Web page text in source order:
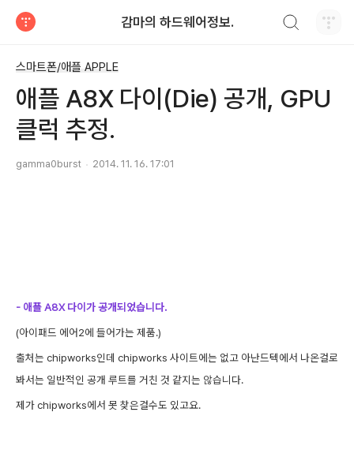
감마의 하드웨어정보.
스마트폰/애플 APPLE
애플 A8X 다이(Die) 공개, GPU
클럭 추정.
gamma0burst 2014. 11. 16. 17:01
- 애플 A8X 다이가 공개되었습니다.
(아이패드 에어2에 들어가는 제품.)
출처는 chipworks인데 chipworks 사이트에는 없고 아난드텍에서 나온걸로
봐서는 일반적인 공개 루트를 거친 것 같지는 않습니다.
제가 chipworks에서 못 찾은걸수도 있고요.